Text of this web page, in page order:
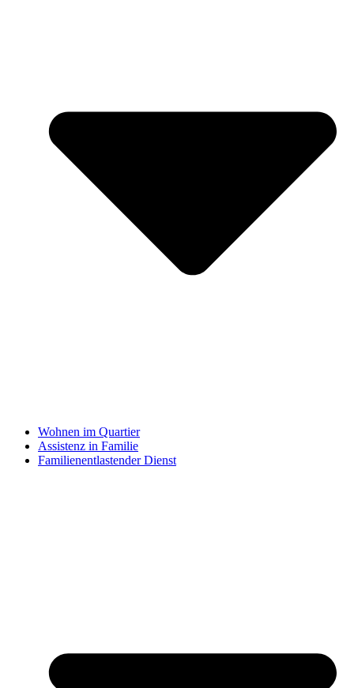
Wohnen im Quartier
Assistenz in Familie
Familienentlastender Dienst